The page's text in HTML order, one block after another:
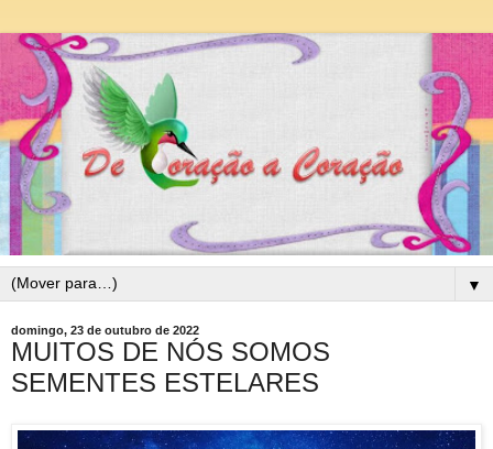
▼
domingo, 23 de outubro de 2022
MUITOS DE NÓS SOMOS
SEMENTES ESTELARES